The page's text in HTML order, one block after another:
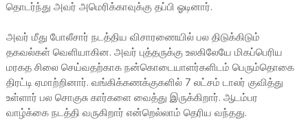
தொடர்ந்து அவர் அமெரிக்காவுக்கு தப்பி ஓடினார்.
அவர் மீது போலீசார் நடத்திய விசாரணையில் பல திடுக்கிடும்
தகவல்கள் வெளியாகின. அவர் புத்தருக்கு உலகிலேயே மிகப்பெரிய
மரகத சிலை செய்வதற்காக நன்கொடையாளர்களிடம் பெரும்தொகை
திரட்டி ஏமாற்றினார். வங்கிக்கணக்குகளில் 7 லட்சம் டாலர் குவித்து
உள்ளார் பல சொகுசு கார்களை வைத்து இருக்கிறார். ஆடம்பர
வாழ்க்கை நடத்தி வருகிறார் என்றெல்லாம் தெரிய வந்தது.